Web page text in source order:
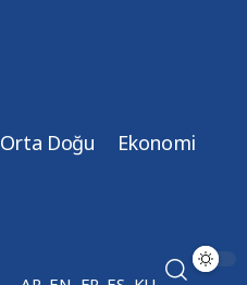
Orta Doğu Ekonomi